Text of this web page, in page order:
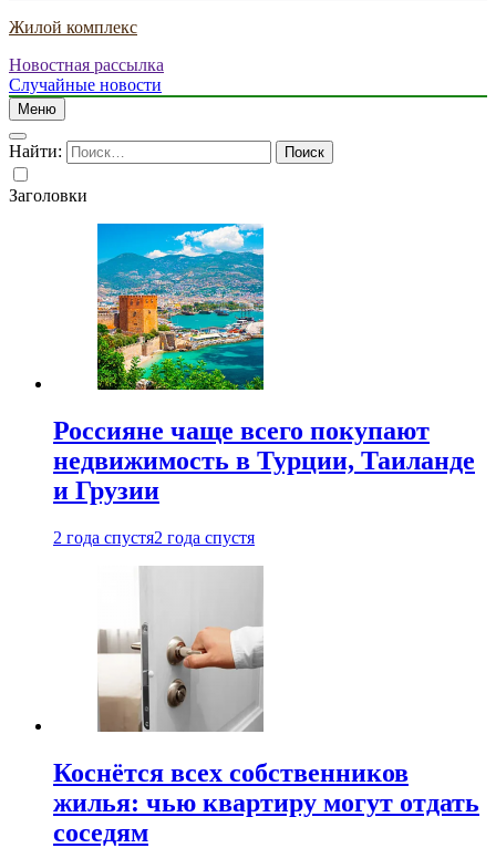
Жилой комплекс
Новостная рассылка
Случайные новости
Меню
Найти:
Заголовки
Россияне чаще всего покупают
недвижимость в Турции, Таиланде
и Грузии
2 года спустя2 года спустя
Коснётся всех собственников
жилья: чью квартиру могут отдать
соседям